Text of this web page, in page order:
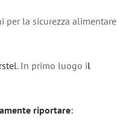
per la sicurezza alimentare
. In primo luogo il
riportare: